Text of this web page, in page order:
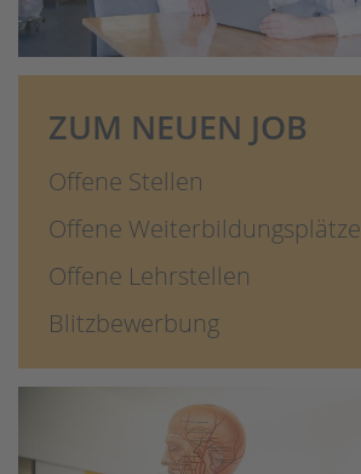
ZUM NEUEN JOB
Offene Stellen
Offene Weiterbildungsplätze
Offene Lehrstellen
Blitzbewerbung